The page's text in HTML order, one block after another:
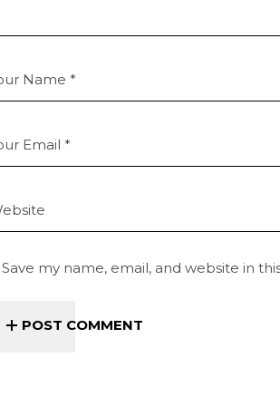
Save my name, email, and website in
POST COMMENT